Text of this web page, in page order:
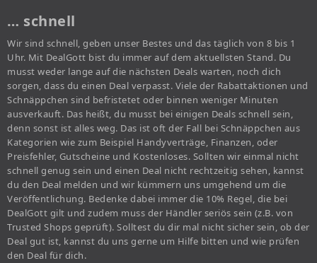
… schnell
Wir sind schnell, geben unser Bestes und das täglich von 8 bis 1
Uhr. Mit DealGott bist du immer auf dem aktuellsten Stand. Du
musst weder lange auf die nächsten Deals warten, noch dich
sorgen, dass du einen Deal verpasst. Viele der Rabattaktionen und
Schnäppchen sind befristetet oder binnen weniger Minuten
ausverkauft. Das heißt, du musst bei einigen Deals schnell sein,
denn sonst ist alles weg. Das ist oft der Fall bei Schnäppchen aus
Kategorien wie zum Beispiel Handyverträge, Finanzen, oder
Preisfehler, Gutscheine und Kostenloses. Sollten wir einmal nicht
schnell genug sein und einen Deal nicht rechtzeitig sehen, kannst
du den Deal melden und wir kümmern uns umgehend um die
Veröffentlichung. Bedenke dabei immer die 10% Regel, die bei
DealGott gilt und zudem muss der Händler seriös sein (z.B. von
Trusted Shops geprüft). Solltest du dir mal nicht sicher sein, ob der
Deal gut ist, kannst du uns gerne um Hilfe bitten und wie prüfen
den Deal für dich.